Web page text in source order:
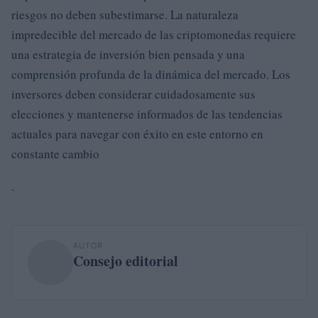
riesgos no deben subestimarse. La naturaleza
impredecible del mercado de las criptomonedas requiere
una estrategia de inversión bien pensada y una
comprensión profunda de la dinámica del mercado. Los
inversores deben considerar cuidadosamente sus
elecciones y mantenerse informados de las tendencias
actuales para navegar con éxito en este entorno en
constante cambio
.
AUTOR
Consejo editorial